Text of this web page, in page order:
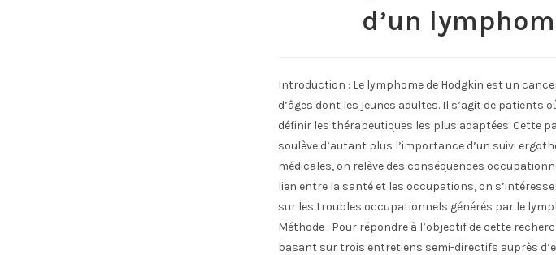
d’un
Introduction : Le lymphome de Hodgkin est un
d’âges dont les jeunes adultes. Il s’agit de patients
définir les thérapeutiques les plus adaptées. Cette
soulève d’autant plus l’importance d’un suivi
médicales, on relève des conséquences
lien entre la santé et les occupations, on
sur les troubles occupationnels générés par le
Méthode : Pour répondre à l’objectif de cette
basant sur trois entretiens semi-directifs auprès